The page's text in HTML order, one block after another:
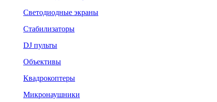
Светодиодные экраны
Стабилизаторы
DJ пульты
Объективы
Квадрокоптеры
Микронаушники